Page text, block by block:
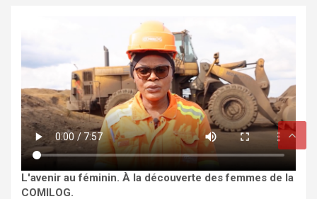
L'avenir au féminin. À la découverte des femmes de la
COMILOG.